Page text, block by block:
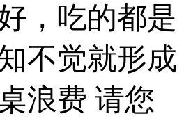
，吃的都是
不觉就形成
浪费 请您